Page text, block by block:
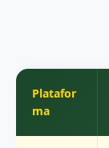
Platafor
ma